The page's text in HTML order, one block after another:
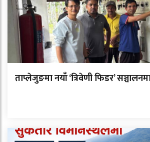
ताप्लेजुङमा नयाँ ‘त्रिवेणी फिडर’